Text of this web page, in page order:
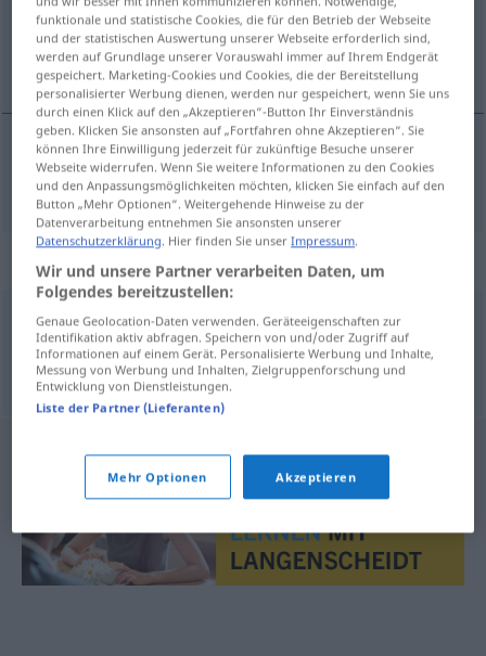
Übersicht aller Übersetzungen
(Für mehr Details die Übersetzung anklicken/antippen)
iskazivati → siehe „ iskazati“
Beispielsätze für "iskazivati"
iskazivatiododavatičast
dieEhreerweisen
funktionale und statistische Cookies, die für den Betrieb der Webseite
und der statistischen Auswertung unserer Webseite erforderlich sind,
werden auf Grundlage unserer Vorauswahl immer auf Ihrem Endgerät
gespeichert. Marketing-Cookies und Cookies, die der Bereitstellung
personalisierter Werbung dienen, werden nur gespeichert, wenn Sie uns
durch einen Klick auf den „Akzeptieren“-Button Ihr Einverständnis
geben. Klicken Sie ansonsten auf „Fortfahren ohne Akzeptieren“. Sie
können Ihre Einwilligung jederzeit für zukünftige Besuche unserer
Webseite widerrufen. Wenn Sie weitere Informationen zu den Cookies
und den Anpassungsmöglichkeiten möchten, klicken Sie einfach auf den
Button „Mehr Optionen“. Weitergehende Hinweise zu der
Datenverarbeitung entnehmen Sie ansonsten unserer
Datenschutzerklärung. Hier finden Sie unserImpressum.
Wir und unsere Partner verarbeiten Daten, um
Folgendes bereitzustellen:
Genaue Geolocation-Daten verwenden. Geräteeigenschaften zur
Identifikation aktiv abfragen. Speichern von und/oder Zugriff auf
Informationen auf einem Gerät. Personalisierte Werbung und Inhalte,
Messung von Werbung und Inhalten, Zielgruppenforschung und
Entwicklung von Dienstleistungen.
Liste der Partner (Lieferanten)
Mehr Optionen Akzeptieren